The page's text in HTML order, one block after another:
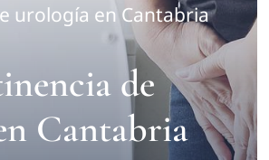
urología en Cantabria
de
Cantabria